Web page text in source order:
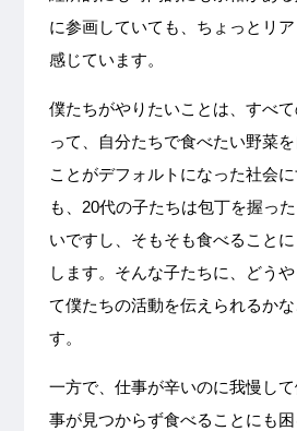
に参画していても、ちょっとリ
感じています。
僕たちがやりたいことは、すべ
って、自分たちで食べたい野菜
ことがデフォルトになった社会
も、20代の子たちは包丁を握っ
いですし、そもそも食べること
します。そんな子たちに、どう
て僕たちの活動を伝えられるか
す。
一方で、仕事が辛いのに我慢し
事が見つからず食べることにも